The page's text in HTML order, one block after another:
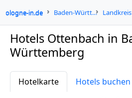
cologne-in.de Baden-Württemberg
Hotels Ottenbach in
Württemberg
Hotelkarte
Hotels buchen